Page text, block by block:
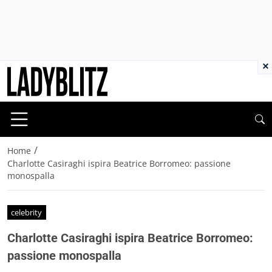
Home /
Charlotte Casiraghi ispira Beatrice Borromeo: passione
monospalla
celebrity
Charlotte Casiraghi ispira Beatrice Borromeo:
passione monospalla
×